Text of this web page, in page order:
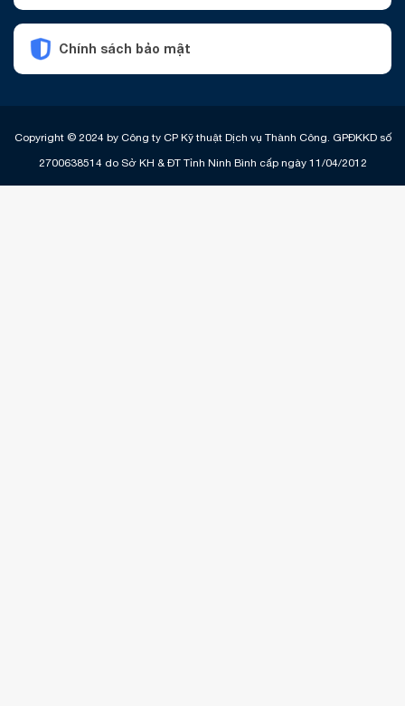
Chính sách bảo mật
Copyright © 2024 by Công ty CP Kỹ thuật Dịch vụ Thành Công. GPĐKKD số
2700638514 do Sở KH & ĐT Tỉnh Ninh Bình cấp ngày 11/04/2012